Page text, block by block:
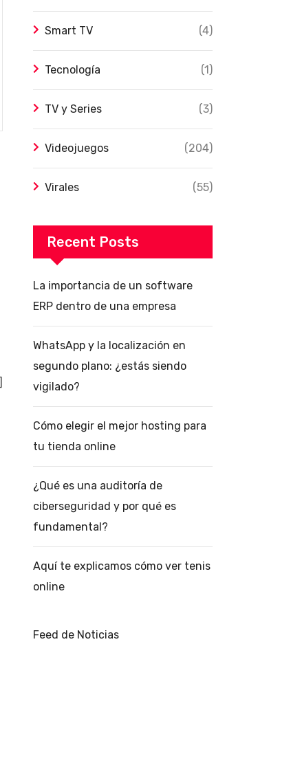
Smart TV (4)
Tecnología (1)
TV y Series (3)
Videojuegos (204)
Virales (55)
Recent Posts
La importancia de un software
ERP dentro de una empresa
WhatsApp y la localización en
segundo plano: ¿estás siendo
vigilado?
Cómo elegir el mejor hosting para
tu tienda online
¿Qué es una auditoría de
ciberseguridad y por qué es
fundamental?
Aquí te explicamos cómo ver tenis
online
Feed de Noticias